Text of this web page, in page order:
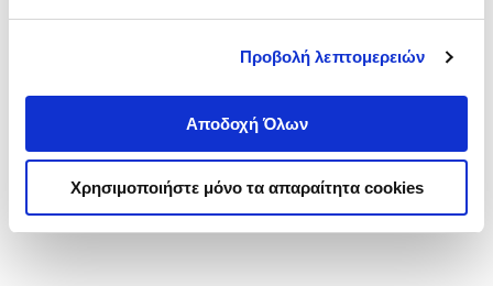
Προβολή λεπτομερειών
Αποδοχή Όλων
Χρησιμοποιήστε μόνο τα απαραίτητα cookies